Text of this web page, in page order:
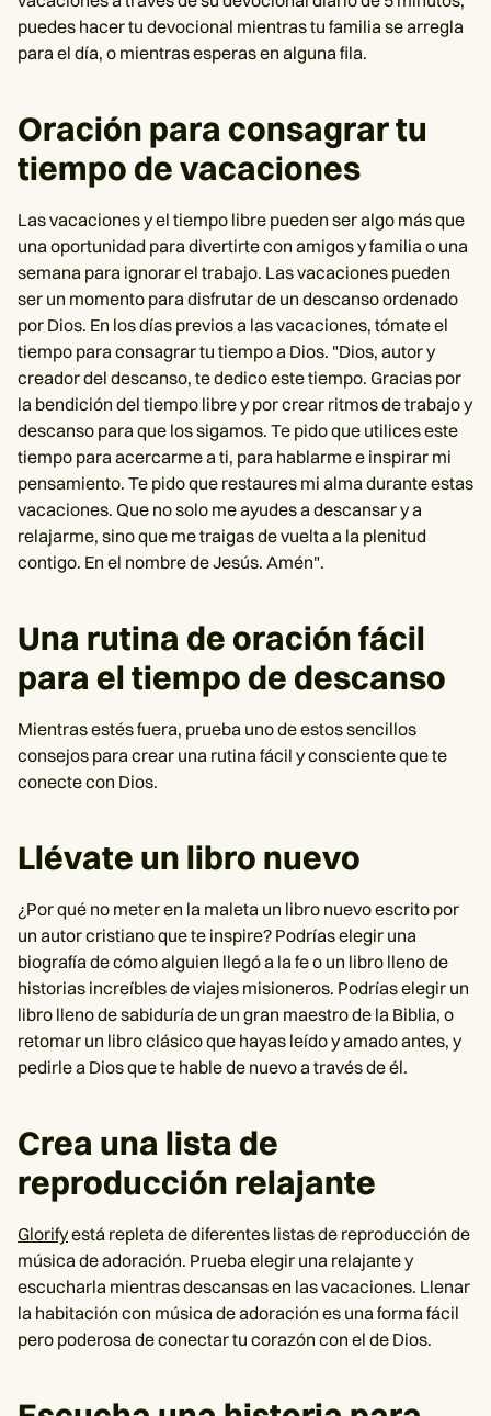
puedes hacer tu devocional mientras tu familia se arregla
para el día, o mientras esperas en alguna fila.
Oración para consagrar tu
tiempo de vacaciones
Las vacaciones y el tiempo libre pueden ser algo más que
una oportunidad para divertirte con amigos y familia o una
semana para ignorar el trabajo. Las vacaciones pueden
ser un momento para disfrutar de un descanso ordenado
por Dios. En los días previos a las vacaciones, tómate el
tiempo para consagrar tu tiempo a Dios. "Dios, autor y
creador del descanso, te dedico este tiempo. Gracias por
la bendición del tiempo libre y por crear ritmos de trabajo y
descanso para que los sigamos. Te pido que utilices este
tiempo para acercarme a ti, para hablarme e inspirar mi
pensamiento. Te pido que restaures mi alma durante estas
vacaciones. Que no solo me ayudes a descansar y a
relajarme, sino que me traigas de vuelta a la plenitud
contigo. En el nombre de Jesús. Amén".
Una rutina de oración fácil
para el tiempo de descanso
Mientras estés fuera, prueba uno de estos sencillos
consejos para crear una rutina fácil y consciente que te
conecte con Dios.
Llévate un libro nuevo
¿Por qué no meter en la maleta un libro nuevo escrito por
un autor cristiano que te inspire? Podrías elegir una
biografía de cómo alguien llegó a la fe o un libro lleno de
historias increíbles de viajes misioneros. Podrías elegir un
libro lleno de sabiduría de un gran maestro de la Biblia, o
retomar un libro clásico que hayas leído y amado antes, y
pedirle a Dios que te hable de nuevo a través de él.
Crea una lista de
reproducción relajante
Glorifyestá repleta de diferentes listas de reproducción de
música de adoración. Prueba elegir una relajante y
escucharla mientras descansas en las vacaciones. Llenar
la habitación con música de adoración es una forma fácil
pero poderosa de conectar tu corazón con el de Dios.